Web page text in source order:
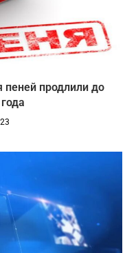
продлили до